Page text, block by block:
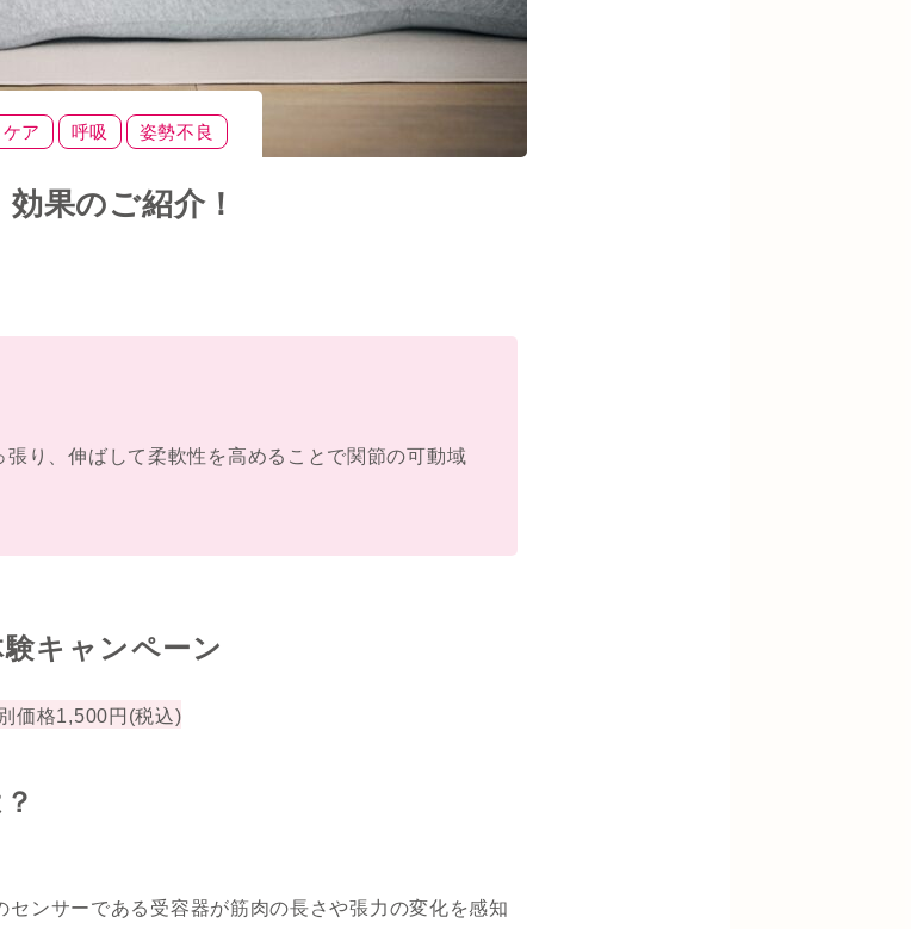
ア 呼吸 姿勢不良
果のご紹介！
り、伸ばして柔軟性を高めることで関節の可動域
キャンペーン
価格1,500円(税込)
ンサーである受容器が筋肉の長さや張力の変化を感知